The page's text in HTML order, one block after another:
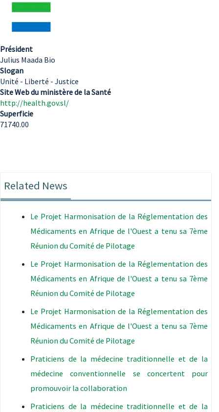
Président
Julius Maada Bio
Slogan
Unité - Liberté - Justice
Site Web du ministère de la Santé
http://health.gov.sl/
Superficie
71740.00
Related News
Le Projet Harmonisation de la Réglementation des
Médicaments en Afrique de l'Ouest a tenu sa 7ème
Réunion du Comité de Pilotage
Le Projet Harmonisation de la Réglementation des
Médicaments en Afrique de l'Ouest a tenu sa 7ème
Réunion du Comité de Pilotage
Le Projet Harmonisation de la Réglementation des
Médicaments en Afrique de l'Ouest a tenu sa 7ème
Réunion du Comité de Pilotage
Praticiens de la médecine traditionnelle et de la
médecine conventionnelle se concertent pour
promouvoir la collaboration
Praticiens de la médecine traditionnelle et de la